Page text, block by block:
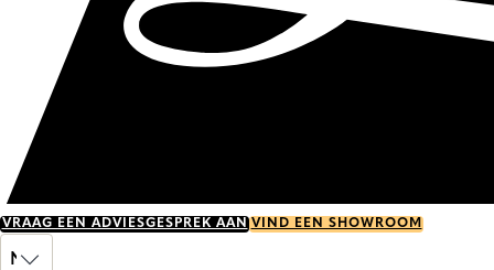
VRAAG EEN ADVIESGESPREK AAN VIND EEN SHOWROOM